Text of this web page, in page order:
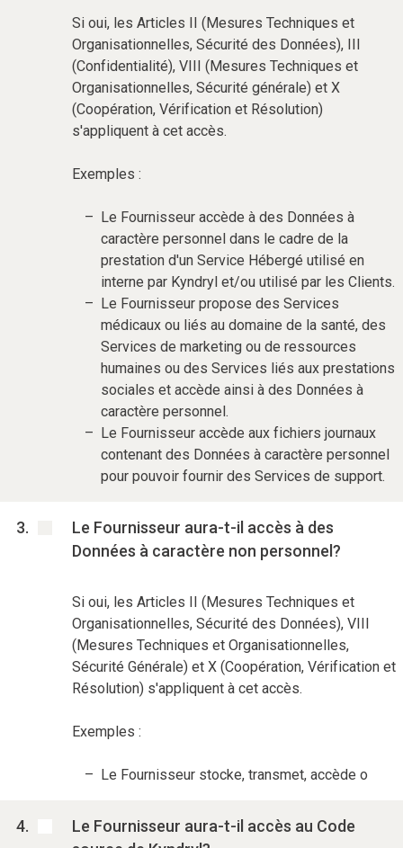
Si oui, les Articles II (Mesures Techniques et
Organisationnelles, Sécurité des Données), III
(Confidentialité), VIII (Mesures Techniques et
Organisationnelles, Sécurité générale) et X
(Coopération, Vérification et Résolution)
s'appliquent à cet accès.
Exemples :
Le Fournisseur accède à des Données à
caractère personnel dans le cadre de la
prestation d'un Service Hébergé utilisé en
interne par Kyndryl et/ou utilisé par les Clients.
Le Fournisseur propose des Services
médicaux ou liés au domaine de la santé, des
Services de marketing ou de ressources
humaines ou des Services liés aux prestations
sociales et accède ainsi à des Données à
caractère personnel.
Le Fournisseur accède aux fichiers journaux
contenant des Données à caractère personnel
pour pouvoir fournir des Services de support.
Le Fournisseur aura-t-il accès à des
Données à caractère non personnel?
Si oui, les Articles II (Mesures Techniques et
Organisationnelles, Sécurité des Données), VIII
(Mesures Techniques et Organisationnelles,
Sécurité Générale) et X (Coopération, Vérification et
Résolution) s'appliquent à cet accès.
Exemples :
Le Fournisseur stocke, transmet, accède o
Le Fournisseur aura-t-il accès au Code